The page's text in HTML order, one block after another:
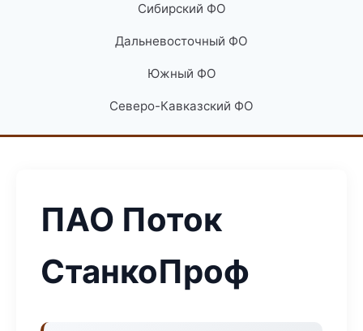
Сибирский ФО
Дальневосточный ФО
Южный ФО
Северо-Кавказский ФО
ПАО Поток
СтанкоПроф